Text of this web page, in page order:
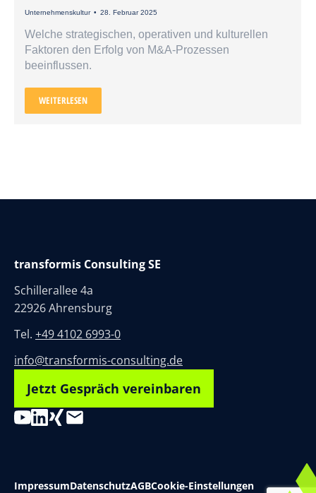
Unternehmenskultur 28. Februar 2025
Welche strategischen, operativen und kulturellen
Faktoren den Erfolg von M&A-Prozessen
beeinflussen.
WEITERLESEN
transformis Consulting SE
Schillerallee 4a
22926 Ahrensburg
Tel. +49 4102 6993-0
info@transformis-consulting.de
Jetzt Gespräch vereinbaren
ImpressumDatenschutzAGBCookie-Einstellungen